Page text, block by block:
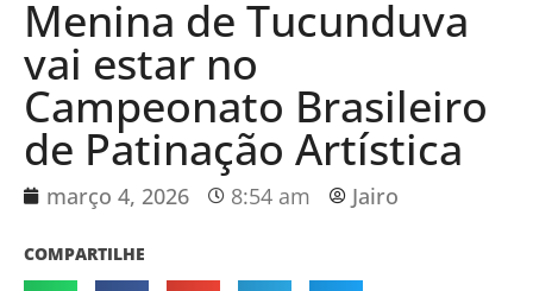
Menina de Tucunduva
vai estar no
Campeonato Brasileiro
de Patinação Artística
março 4, 2026 8:54 am Jairo
COMPARTILHE